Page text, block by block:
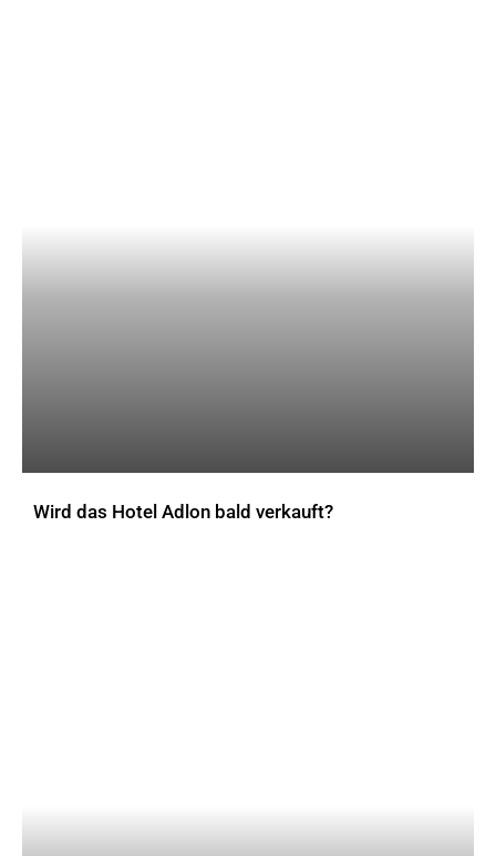
Wird das Hotel Adlon bald verkauft?